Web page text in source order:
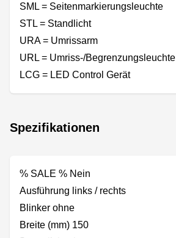
SML = Seitenmarkierungsleuchte
STL = Standlicht
URA = Umrissarm
URL = Umriss-/Begrenzungsleuchte
LCG = LED Control Gerät
Spezifikationen
% SALE % Nein
Ausführung links / rechts
Blinker ohne
Breite (mm) 150